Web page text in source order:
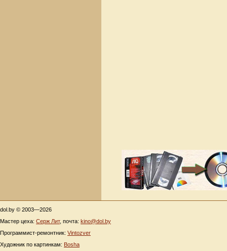
dol.by © 2003—2026
Мастер цеха: Серж Лит, почта: kino@dol.by
Программист-ремонтник: Vintozver
Художник по картинкам: Bosha